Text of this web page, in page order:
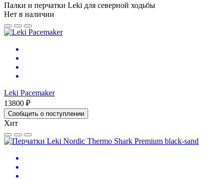
Палки и перчатки Leki для северной ходьбы
Нет в наличии
Leki Pacemaker
13800 ₽
Сообщить о поступлении
Хит